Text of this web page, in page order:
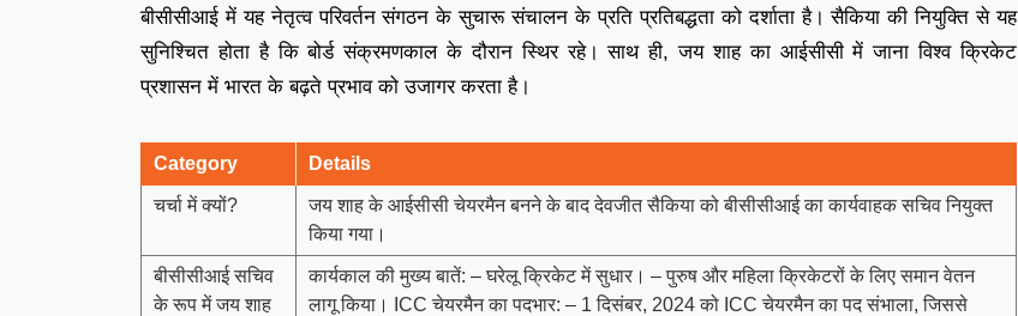
बीसीसीआई में यह नेतृत्व परिवर्तन संगठन के सुचारू संचालन के प्रति प्रतिबद्धता को दर्शाता है। सैकिया की नियुक्ति से यह
सुनिश्चित होता है कि बोर्ड संक्रमणकाल के दौरान स्थिर रहे। साथ ही, जय शाह का आईसीसी में जाना विश्व क्रिकेट
प्रशासन में भारत के बढ़ते प्रभाव को उजागर करता है।
Category Details
चर्चा में क्यों?
जय शाह के आईसीसी चेयरमैन बनने के बाद देवजीत सैकिया को बीसीसीआई का कार्यवाहक सचिव नियुक्त
किया गया।
बीसीसीआई सचिव
के रूप में जय शाह
कार्यकाल की मुख्य बातें: – घरेलू क्रिकेट में सुधार। – पुरुष और महिला क्रिकेटरों के लिए समान वेतन
लागू किया। ICC चेयरमैन का पदभार: – 1 दिसंबर, 2024 को ICC चेयरमैन का पद संभाला, जिससे